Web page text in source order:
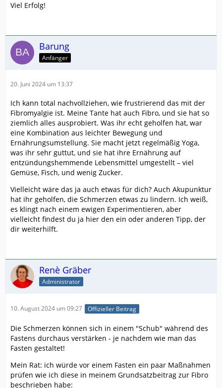
Viel Erfolg!
Barung
Anfänger
20. Juni 2024 um 13:37
Ich kann total nachvollziehen, wie frustrierend das mit der
Fibromyalgie ist. Meine Tante hat auch Fibro, und sie hat so
ziemlich alles ausprobiert. Was ihr echt geholfen hat, war
eine Kombination aus leichter Bewegung und
Ernährungsumstellung. Sie macht jetzt regelmäßig Yoga,
was ihr sehr guttut, und sie hat ihre Ernährung auf
entzündungshemmende Lebensmittel umgestellt – viel
Gemüse, Fisch, und wenig Zucker.
Vielleicht wäre das ja auch etwas für dich? Auch Akupunktur
hat ihr geholfen, die Schmerzen etwas zu lindern. Ich weiß,
es klingt nach einem ewigen Experimentieren, aber
vielleicht findest du ja hier den ein oder anderen Tipp, der
dir weiterhilft.
Renè Gräber
Administrator
10. August 2024 um 09:27 Offizieller Beitrag
Die Schmerzen können sich in einem "Schub" während des
Fastens durchaus verstärken - je nachdem wie man das
Fasten gestaltet!
Mein Rat: ich würde vor einem Fasten ein paar Maßnahmen
prüfen wie ich diese in meinem Grundsatzbeitrag zur Fibro
beschrieben habe: